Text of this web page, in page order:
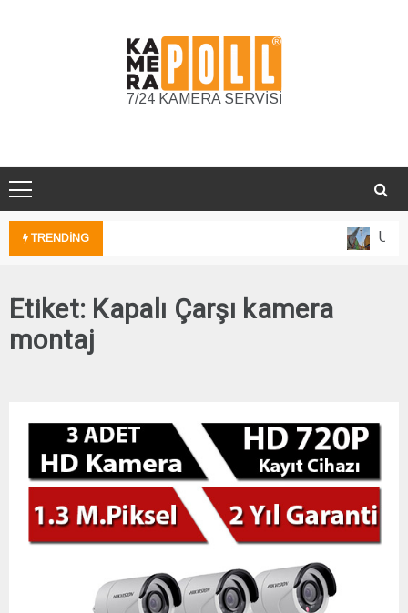
7/24 KAMERA SERVİSİ
TRENDING
Etiket: Kapalı Çarşı kamera
montaj